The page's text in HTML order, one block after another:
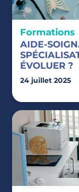
Formations
AIDE-
ÉVOLUER ?
24 juillet 2025